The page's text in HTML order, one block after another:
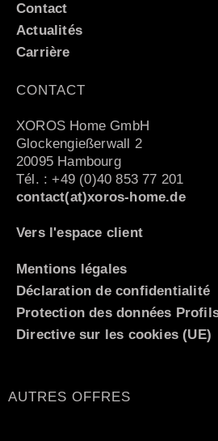
Contact
Actualités
Carrière
CONTACT
XOROS Home GmbH
Glockengießerwall 2
20095 Hambourg
Tél. : +49 (0)40 853 77 201
contact(at)xoros-home.de
Vers l'espace client
Mentions légales
Déclaration de confidentialité
Protection des données
Directive sur les cookies (UE)
AUTRES OFFRES